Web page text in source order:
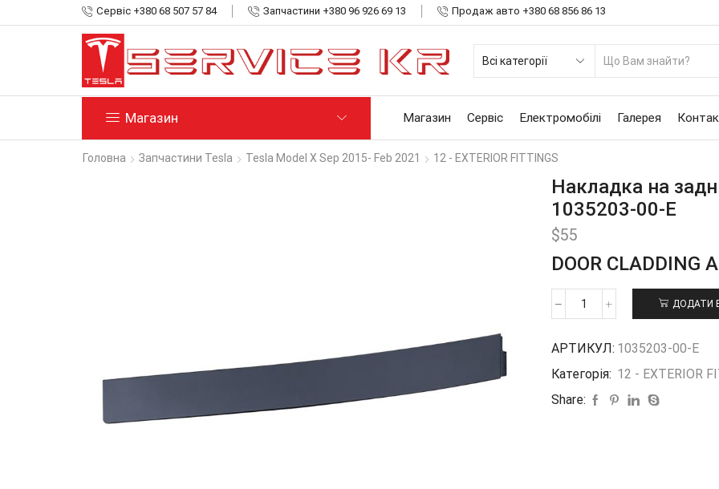
Сервіс +380 68 507 57 84 Запчастини +380 96 926 69 13 Продаж авто +380 68 856 86 13
Магазин Магазин Сервіс Електромобілі Галерея
Головна Запчастини Tesla Tesla Model X Sep 2015- Feb 2021 12 - EXTERIOR FITTINGS
Накладка на
1035203-00-E
$55
DOOR CLADDING
Накладка
задні
LH
15-
ДОДАТИ
АРТИКУЛ: 1035203-00-E
Категорія: 12 - EXTERIOR
Share: